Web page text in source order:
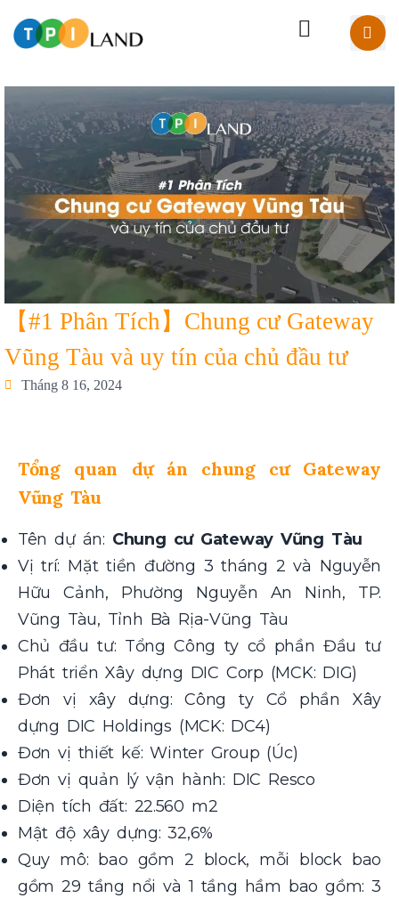
【#1 Phân Tích】Chung cư Gateway
Vũng Tàu và uy tín của chủ đầu tư
Tháng 8 16, 2024
Tổng quan dự án chung cư Gateway
Vũng Tàu
Tên dự án: Chung cư Gateway Vũng Tàu
Vị trí: Mặt tiền đường 3 tháng 2 và Nguyễn
Hữu Cảnh, Phường Nguyễn An Ninh, TP.
Vũng Tàu, Tỉnh Bà Rịa-Vũng Tàu
Chủ đầu tư: Tổng Công ty cổ phần Đầu tư
Phát triển Xây dựng DIC Corp (MCK: DIG)
Đơn vị xây dựng: Công ty Cổ phần Xây
dựng DIC Holdings (MCK: DC4)
Đơn vị thiết kế: Winter Group (Úc)
Đơn vị quản lý vận hành: DIC Resco
Diện tích đất: 22.560 m2
Mật độ xây dựng: 32,6%
Quy mô: bao gồm 2 block, mỗi block bao
gồm 29 tầng nổi và 1 tầng hầm bao gồm: 3